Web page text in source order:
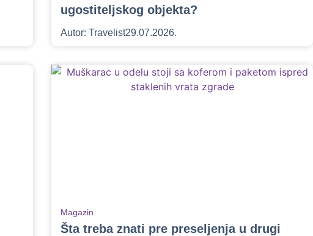
ugostiteljskog objekta?
Autor: Travelist29.07.2026.
Magazin
Šta treba znati pre preseljenja u drugi